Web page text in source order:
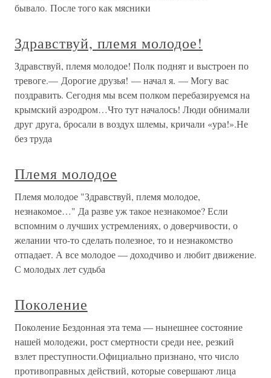
бывало. После того как мясники
Здравствуй, племя молодое!
Здравствуй, племя молодое! Полк поднят и выстроен по
тревоге.— Дорогие друзья! — начал я. — Могу вас
поздравить. Сегодня мы всем полком перебазируемся на
крымский аэродром…Что тут началось! Люди обнимали
друг друга, бросали в воздух шлемы, кричали «ура!».Не
без труда
Племя молодое
Племя молодое "Здравствуй, племя молодое,
незнакомое…" Да разве уж такое незнакомое? Если
вспомним о лучших устремлениях, о доверчивости, о
желании что-то сделать полезное, то и незнакомство
отпадает. А все молодое — доходчиво и любит движение.
С молодых лет судьба
Поколение
Поколение Бездонная эта тема — нынешнее состояние
нашей молодежи, рост смертности среди нее, резкий
взлет преступности.Официально признано, что число
противоправных действий, которые совершают лица